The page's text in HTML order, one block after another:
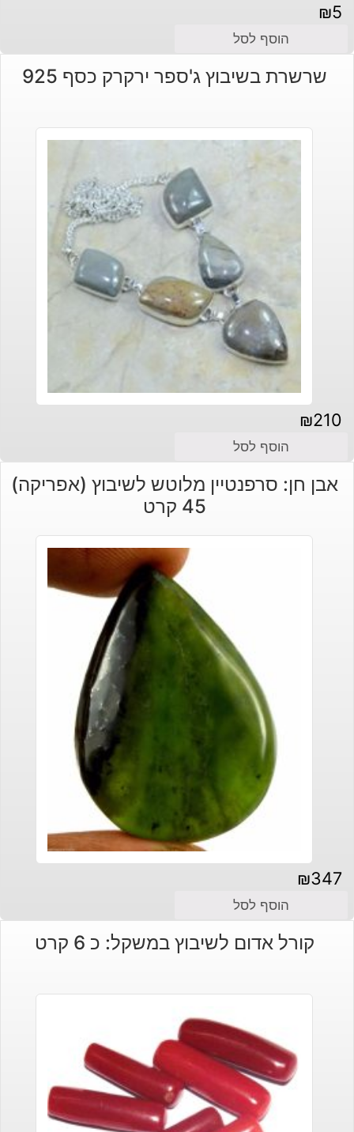
₪5
הוסף לסל
שרשרת בשיבוץ ג'ספר ירקרק כסף 925
₪210
הוסף לסל
אבן חן: סרפנטיין מלוטש לשיבוץ (אפריקה)
45 קרט
₪347
הוסף לסל
קורל אדום לשיבוץ במשקל: כ 6 קרט